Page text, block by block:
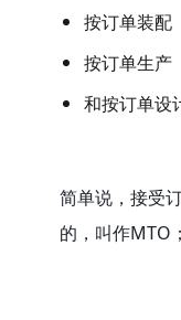
按订单装配
按订单生产
和按订单设
简单说，接受
的，叫作MTO